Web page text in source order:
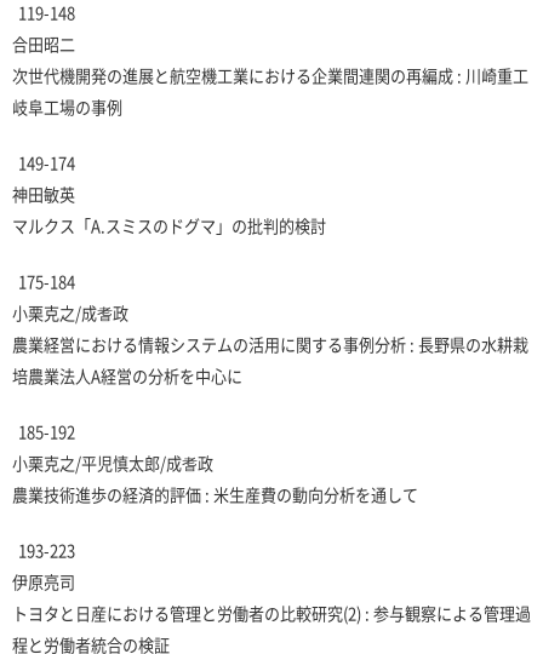
119-148
合田昭二
次世代機開発の進展と航空機工業における企業間連関の再編成 : 川崎重工
岐阜工場の事例
149-174
神田敏英
マルクス「A.スミスのドグマ」の批判的検討
175-184
小栗克之/成耆政
農業経営における情報システムの活用に関する事例分析 : 長野県の水耕栽
培農業法人A経営の分析を中心に
185-192
小栗克之/平児慎太郎/成耆政
農業技術進歩の経済的評価 : 米生産費の動向分析を通して
193-223
伊原亮司
トヨタと日産における管理と労働者の比較研究(2) : 参与観察による管理過
程と労働者統合の検証